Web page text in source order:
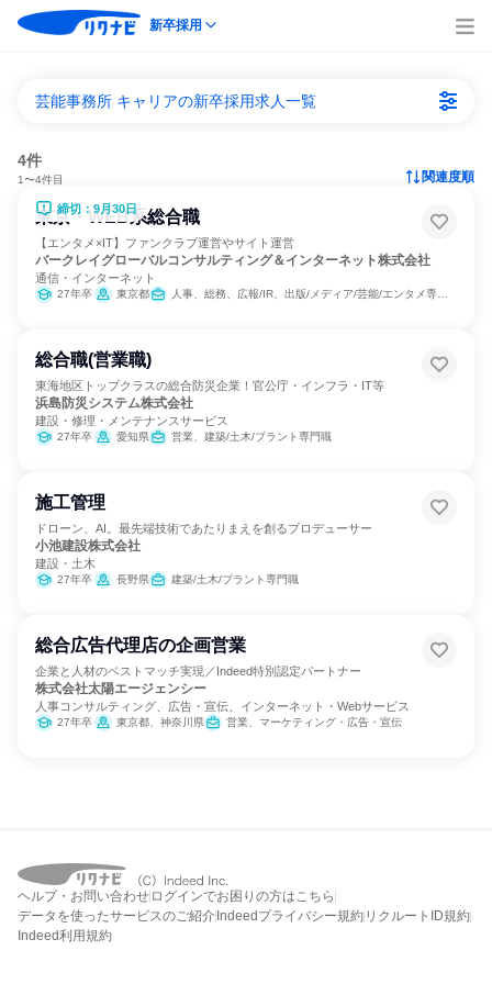
新卒採用
芸能事務所 キャリアの新卒採用求人一覧
4件
1〜4件目 関連度順
締切：9月30日
東京・WEB系総合職
【エンタメ×IT】ファンクラブ運営やサイト運営
バークレイグローバルコンサルティング＆インターネット株式会社
通信・インターネット
27年卒 東京都 人事、総務、広報/IR、出版/メディア/芸能/エンタメ専門職、IT、マーケティング・広告・宣伝、カスタマーサポート/コールセンター、経営/事業企画
総合職(営業職)
東海地区トップクラスの総合防災企業！官公庁・インフラ・IT等
浜島防災システム株式会社
建設・修理・メンテナンスサービス
27年卒 愛知県 営業、建築/土木/プラント専門職
施工管理
ドローン、AI。最先端技術であたりまえを創るプロデューサー
小池建設株式会社
建設・土木
27年卒 長野県 建築/土木/プラント専門職
総合広告代理店の企画営業
企業と人材のベストマッチ実現／Indeed特別認定パートナー
株式会社太陽エージェンシー
人事コンサルティング、広告・宣伝、インターネット・Webサービス
27年卒 東京都、神奈川県 営業、マーケティング・広告・宣伝
ヘルプ・お問い合わせ ログインでお困りの方はこちら
データを使ったサービスのご紹介 Indeedプライバシー規約 リクルートID規約
Indeed利用規約